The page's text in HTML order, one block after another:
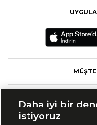
Daha iyi bir
istiyoruz